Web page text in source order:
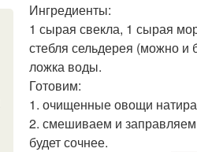
Ингредиенты:
1 сырая свекла, 1 сырая
стебля сельдерея (можно и
ложка воды.
Готовим:
1. очищенные овощи
2. смешиваем и
будет сочнее.